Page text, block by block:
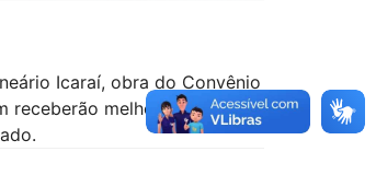
Icaraí, obra do Convênio
receberão melhorias as Ruas